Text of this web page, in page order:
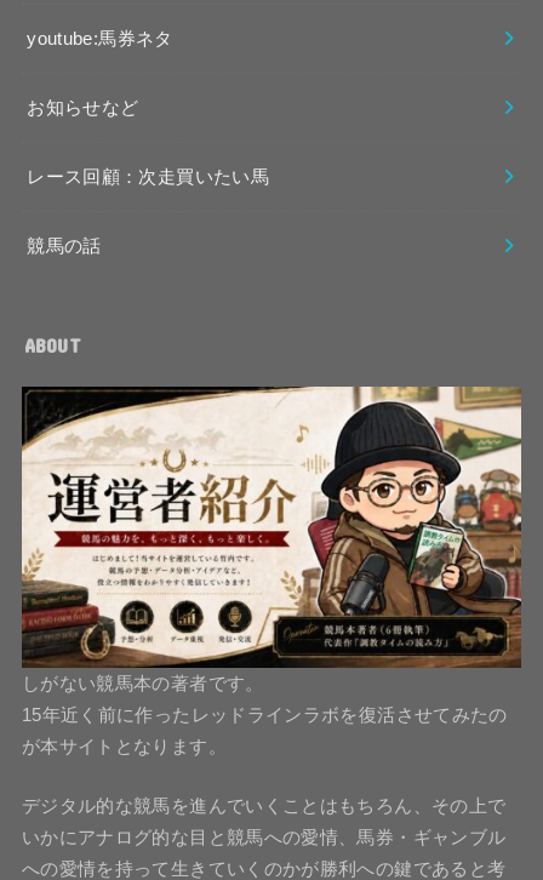
youtube:馬券ネタ
お知らせなど
レース回顧：次走買いたい馬
競馬の話
ABOUT
しがない競馬本の著者です。
15年近く前に作ったレッドラインラボを復活させてみたの
が本サイトとなります。
デジタル的な競馬を進んでいくことはもちろん、その上で
いかにアナログ的な目と競馬への愛情、馬券・ギャンブル
への愛情を持って生きていくのかが勝利への鍵であると考